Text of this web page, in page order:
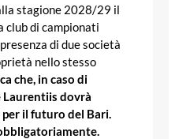
stagione 2028/29 il
di campionati
di due società
nello stesso
che, in caso di
Laurentiis dovrà
il futuro del Bari.